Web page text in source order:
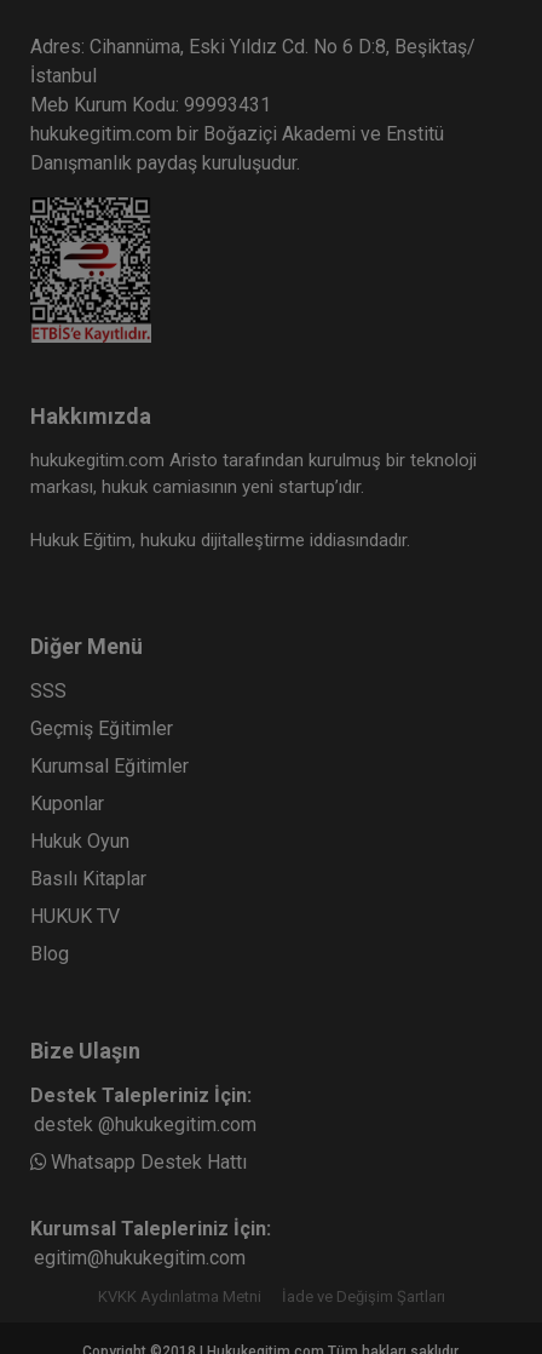
Adres: Cihannüma, Eski Yıldız Cd. No 6 D:8, Beşiktaş/
İstanbul
Meb Kurum Kodu: 99993431
hukukegitim.com bir Boğaziçi Akademi ve Enstitü
Danışmanlık paydaş kuruluşudur.
Hakkımızda
hukukegitim.com Aristo tarafından kurulmuş bir teknoloji
markası, hukuk camiasının yeni startup’ıdır.
Hukuk Eğitim, hukuku dijitalleştirme iddiasındadır.
Diğer Menü
SSS
Geçmiş Eğitimler
Kurumsal Eğitimler
Kuponlar
Hukuk Oyun
Basılı Kitaplar
HUKUK TV
Blog
Bize Ulaşın
Destek Talepleriniz İçin:
destek @hukukegitim.com
Whatsapp Destek Hattı
Kurumsal Talepleriniz İçin:
egitim@hukukegitim.com
KVKK Aydınlatma Metni İade ve Değişim Şartları